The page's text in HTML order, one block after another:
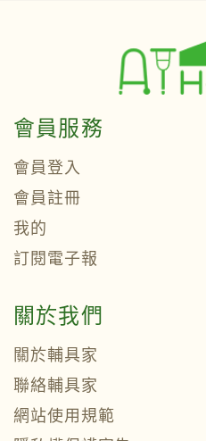
會員服務
會員登入
會員註冊
我的
訂閱電子報
關於我們
關於輔具家
聯絡輔具家
網站使用規範